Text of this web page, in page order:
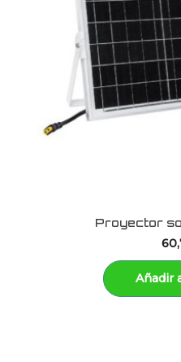
Proyector
Añadir